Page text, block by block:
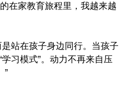
在家教育旅程里，我越来越
站在孩子身边同行。当孩子
习模式”。动力不再来自压
”